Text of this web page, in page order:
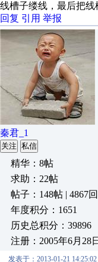
线槽子缕线，最后把
回复 引用 举报
秦君_1
关注 私信
精华：8帖
求助：22帖
帖子：148帖 | 4867回
年度积分：1651
历史总积分：39896
注册：2005年6月28日
发表于：2013-01-21 14:25:02